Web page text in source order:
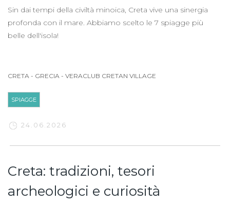
Sin dai tempi della civiltà minoica, Creta vive una sinergia
profonda con il mare. Abbiamo scelto le 7 spiagge più
belle dell'isola!
CRETA - GRECIA - VERACLUB CRETAN VILLAGE
SPIAGGE
24.06.2026
Creta: tradizioni, tesori
archeologici e curiosità